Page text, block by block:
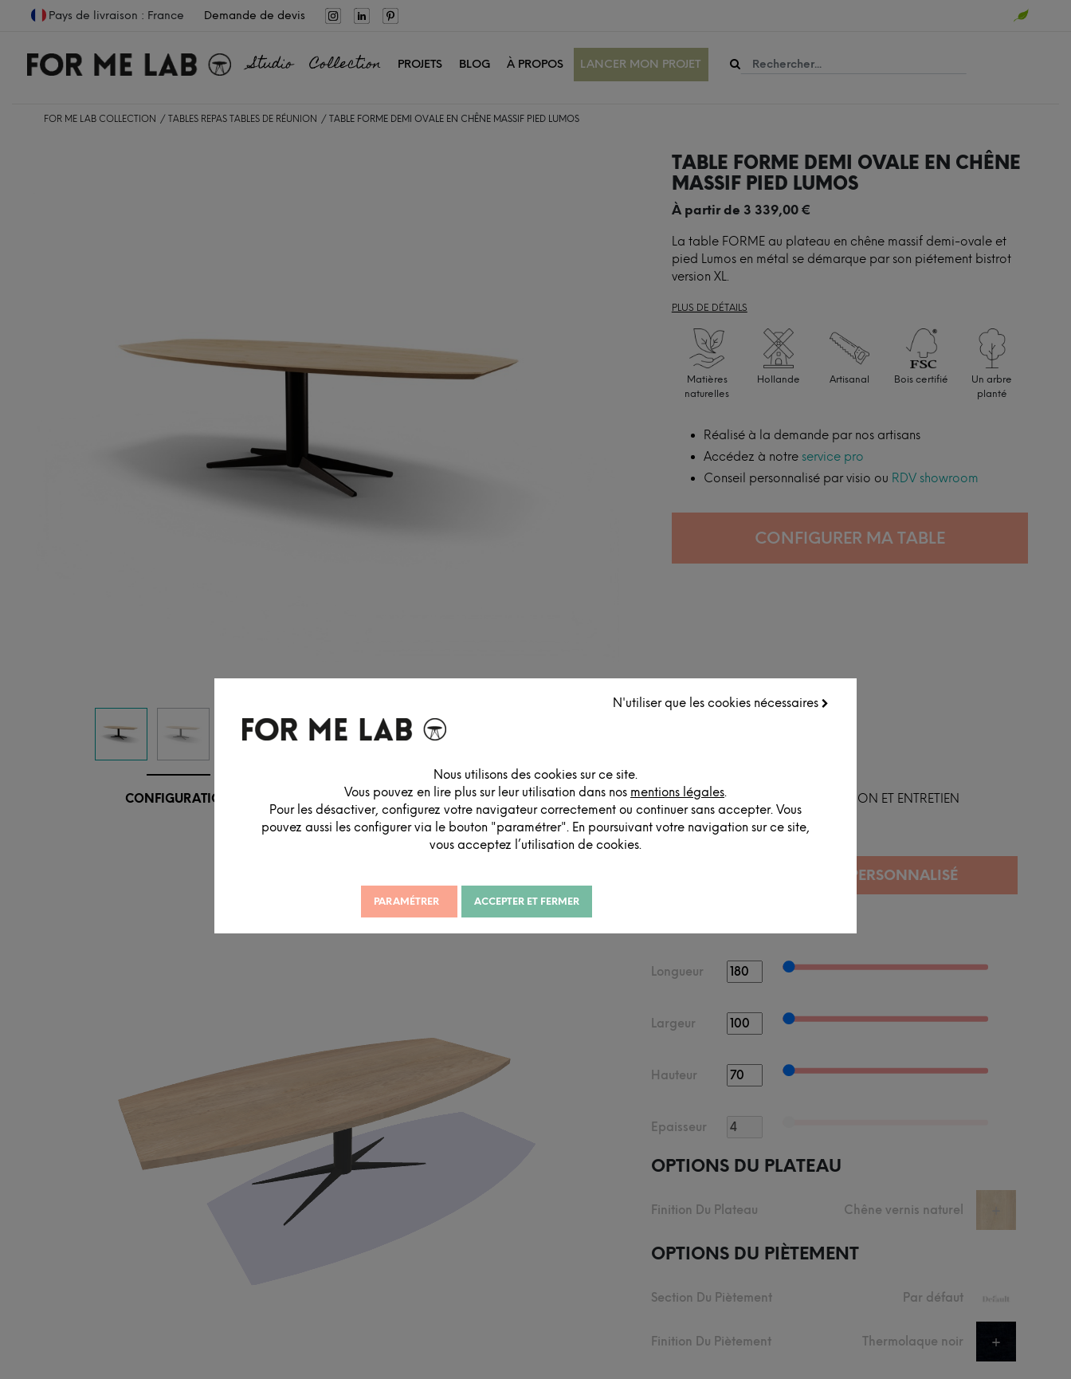
N'utiliser que les cookies nécessaires
Nous utilisons des cookies sur ce site.
Vous pouvez en lire plus sur leur utilisation dans nos mentions légales.
Pour les désactiver, configurez votre navigateur correctement ou continuer sans accepter. Vous
pouvez aussi les configurer via le bouton "paramétrer". En poursuivant votre navigation sur ce site,
vous acceptez l’utilisation de cookies.
PARAMÉTRER ACCEPTER ET FERMER
Pays de livraison : France Demande de devis
Studio Collection PROJETS BLOG À PROPOS LANCER MON PROJET
FOR ME LAB COLLECTION TABLES REPAS TABLES DE RÉUNION TABLE FORME DEMI OVALE EN CHÊNE MASSIF PIED LUMOS
TABLE FORME DEMI OVALE EN CHÊNE
MASSIF PIED LUMOS
À partir de 3 339,00€
La table FORME au plateau en chêne massif demi-ovale et
pied Lumos en métal se démarque par son piétement bistrot
version XL.
PLUS DE DÉTAILS
Matières
naturelles
Hollande Artisanal Bois certifié
Un arbre
planté
Réalisé à la demande par nos artisans
Accédez à notre service pro
Conseil personnalisé par visio ou RDV showroom
CONFIGURER MA TABLE
CONFIGURATION DESCRIPTION DÉTAILLÉE FINITION ET ENTRETIEN
Longueur
Largeur
Hauteur
Epaisseur
OPTIONS DU PLATEAU
Finition Du Plateau Chêne vernis naturel
OPTIONS DU PIÈTEMENT
Section Du Piètement Par défaut +
Finition Du Piètement Thermolaque noir +